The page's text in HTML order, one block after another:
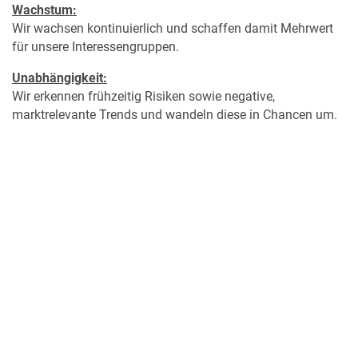
Wachstum:
Wir wachsen kontinuierlich und schaffen damit Mehrwert
für unsere Interessengruppen.
Unabhängigkeit:
Wir erkennen frühzeitig Risiken sowie negative,
marktrelevante Trends und wandeln diese in Chancen um.